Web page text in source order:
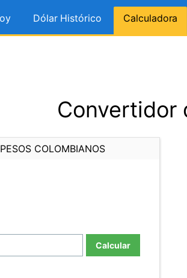
Dólar Histórico Calculadora
Convertidor
COLOMBIANOS
Calcular